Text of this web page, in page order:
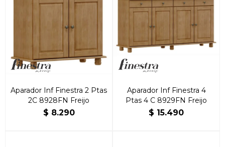
Aparador Inf Finestra 2 Ptas
2C 8928FN Freijo
$ 8.290
Aparador Inf Finestra 4
Ptas 4 C 8929FN Freijo
$ 15.490